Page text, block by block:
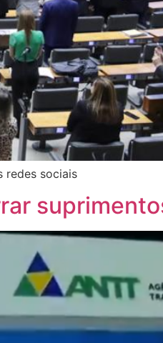
redes sociais